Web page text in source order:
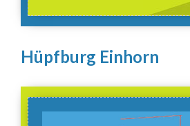
Hüpfburg Einhorn